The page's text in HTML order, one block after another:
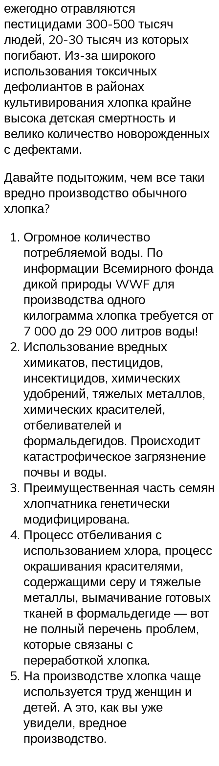
ежегодно отравляются
пестицидами 300-500 тысяч
людей, 20-30 тысяч из которых
погибают. Из-за широкого
использования токсичных
дефолиантов в районах
культивирования хлопка крайне
высока детская смертность и
велико количество новорожденных
с дефектами.
Давайте подытожим, чем все таки
вредно производство обычного
хлопка?
Огромное количество
потребляемой воды. По
информации Всемирного фонда
дикой природы WWF для
производства одного
килограмма хлопка требуется от
7 000 до 29 000 литров воды!
Использование вредных
химикатов, пестицидов,
инсектицидов, химических
удобрений, тяжелых металлов,
химических красителей,
отбеливателей и
формальдегидов. Происходит
катастрофическое загрязнение
почвы и воды.
Преимущественная часть семян
хлопчатника генетически
модифицирована.
Процесс отбеливания с
использованием хлора, процесс
окрашивания красителями,
содержащими серу и тяжелые
металлы, вымачивание готовых
тканей в формальдегиде — вот
не полный перечень проблем,
которые связаны с
переработкой хлопка.
На производстве хлопка чаще
используется труд женщин и
детей. А это, как вы уже
увидели, вредное
производство.